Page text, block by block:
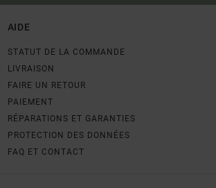
AIDE
STATUT DE LA COMMANDE
LIVRAISON
FAIRE UN RETOUR
PAIEMENT
RÉPARATIONS ET GARANTIES
PROTECTION DES DONNÉES
FAQ ET CONTACT